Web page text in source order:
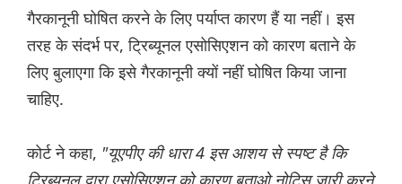
गैरकानूनी घोषित करने के लिए पर्याप्त कारण हैं या नहीं। इस
तरह के संदर्भ पर, ट्रिब्यूनल एसोसिएशन को कारण बताने के
लिए बुलाएगा कि इसे गैरकानूनी क्यों नहीं घोषित किया जाना
चाहिए.
कोर्ट ने कहा, "यूएपीए की धारा 4 इस आशय से स्पष्ट है कि